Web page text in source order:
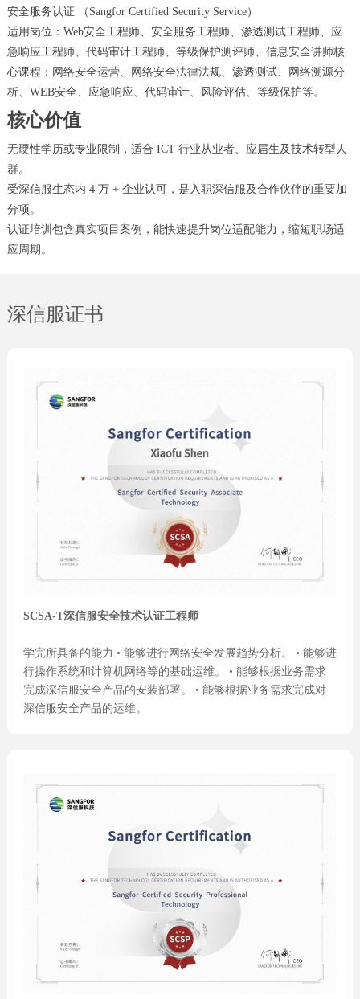
安全服务认证 （Sangfor Certified Security Service）
适用岗位：Web安全工程师、安全服务工程师、渗透测试工程师、应
急响应工程师、代码审计工程师、等级保护测评师、信息安全讲师核
心课程：网络安全运营、网络安全法律法规、渗透测试、网络溯源分
析、WEB安全、应急响应、代码审计、风险评估、等级保护等。
核心价值
无硬性学历或专业限制，适合 ICT 行业从业者、应届生及技术转型人
群。
受深信服生态内 4 万 + 企业认可，是入职深信服及合作伙伴的重要加
分项。
认证培训包含真实项目案例，能快速提升岗位适配能力，缩短职场适
应周期。
深信服证书
SCSA-T深信服安全技术认证工程师
学完所具备的能力 • 能够进行网络安全发展趋势分析。 • 能够进
行操作系统和计算机网络等的基础运维。 • 能够根据业务需求
完成深信服安全产品的安装部署。 • 能够根据业务需求完成对
深信服安全产品的运维。